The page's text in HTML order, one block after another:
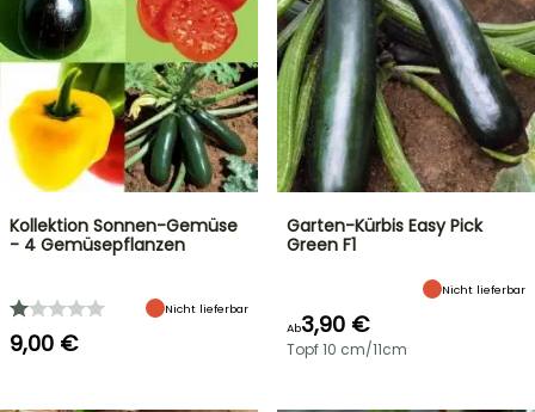
Kollektion Sonnen-Gemüse
- 4 Gemüsepflanzen
Nicht lieferbar
9,00 €
Garten-Kürbis Easy Pick
Green F1
Nicht lieferbar
Ab3,90 €
Topf 10 cm/11cm